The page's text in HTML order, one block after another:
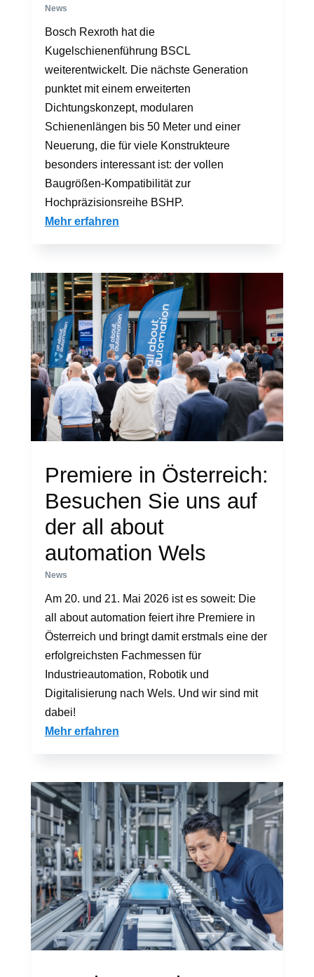
News
Bosch Rexroth hat die
Kugelschienenführung BSCL
weiterentwickelt. Die nächste Generation
punktet mit einem erweiterten
Dichtungskonzept, modularen
Schienenlängen bis 50 Meter und einer
Neuerung, die für viele Konstrukteure
besonders interessant ist: der vollen
Baugrößen-Kompatibilität zur
Hochpräzisionsreihe BSHP.
Mehr erfahren
Premiere in Österreich:
Besuchen Sie uns auf
der all about
automation Wels
News
Am 20. und 21. Mai 2026 ist es soweit: Die
all about automation feiert ihre Premiere in
Österreich und bringt damit erstmals eine der
erfolgreichsten Fachmessen für
Industrieautomation, Robotik und
Digitalisierung nach Wels. Und wir sind mit
dabei!
Mehr erfahren